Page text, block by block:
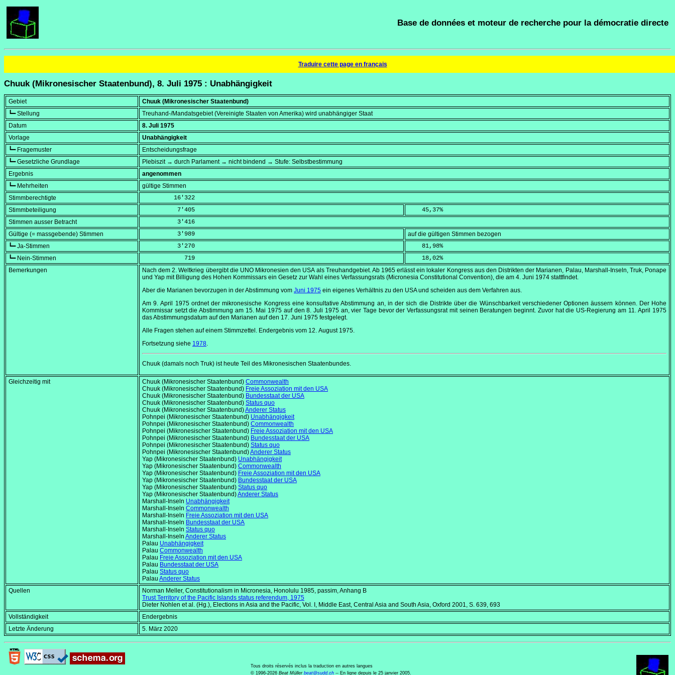
Base de données et moteur de recherche pour la démocratie directe
Traduire cette page en français
Chuuk (Mikronesischer Staatenbund), 8. Juli 1975 : Unabhängigkeit
Gebiet
Chuuk (Mikronesischer Staatenbund)
┗━ Stellung
Treuhand-/Mandatsgebiet (Vereinigte Staaten von Amerika) wird unabhängiger Staat
Datum
8. Juli 1975
Vorlage
Unabhängigkeit
┗━ Fragemuster
Entscheidungsfrage
┗━ Gesetzliche Grundlage
Plebiszit → durch Parlament → nicht bindend → Stufe: Selbstbestimmung
Ergebnis
angenommen
┗━ Mehrheiten
gültige Stimmen
Stimmberechtigte
         16'322
Stimmbeteiligung
          7'405
    45,37
%
Stimmen ausser Betracht
          3'416
Gültige (= massgebende) Stimmen
          3'989
auf die gültigen Stimmen bezogen
┗━ Ja-Stimmen
          3'270
    81,98
%
┗━ Nein-Stimmen
            719
    18,02
%
Bemerkungen
Nach dem 2. Weltkrieg übergibt die UNO Mikronesien den USA als Treuhandgebiet. Ab 1965 erlässt ein lokaler Kongress aus den Distrikten der Marianen, Palau, Marshall-Inseln, Truk, Ponape
und Yap mit Billigung des Hohen Kommissars ein Gesetz zur Wahl eines Verfassungsrats (Micronesia Constitutional Convention), die am 4. Juni 1974 stattfindet.
Aber die Marianen bevorzugen in der Abstimmung vom Juni 1975 ein eigenes Verhältnis zu den USA und scheiden aus dem Verfahren aus.
Am9. April 1975ordnet der mikronesische Kongress eine konsultative Abstimmung an, in der sich die Distrikte über die Wünschbarkeit verschiedener Optionen äussern können. Der Hohe
Kommissar setzt die Abstimmung am 15. Mai 1975 auf den8. Juli 1975an, vier Tage bevor der Verfassungsrat mit seinen Beratungen beginnt. Zuvor hat die US-Regierung am 11. April 1975
das Abstimmungsdatum auf den Marianen auf den 17. Juni 1975 festgelegt.
Alle Fragen stehen auf einem Stimmzettel. Endergebnis vom 12. August 1975.
Fortsetzung siehe 1978.
Chuuk (damals noch Truk) ist heute Teil des Mikronesischen Staatenbundes.
Gleichzeitig mit Chuuk (Mikronesischer Staatenbund) Commonwealth
Chuuk (Mikronesischer Staatenbund) Freie Assoziation mit den USA
Chuuk (Mikronesischer Staatenbund) Bundesstaat der USA
Chuuk (Mikronesischer Staatenbund) Status quo
Chuuk (Mikronesischer Staatenbund)Anderer Status
Pohnpei (Mikronesischer Staatenbund) Unabhängigkeit
Pohnpei (Mikronesischer Staatenbund) Commonwealth
Pohnpei (Mikronesischer Staatenbund) Freie Assoziation mit den USA
Pohnpei (Mikronesischer Staatenbund) Bundesstaat der USA
Pohnpei (Mikronesischer Staatenbund) Status quo
Pohnpei (Mikronesischer Staatenbund)Anderer Status
Yap (Mikronesischer Staatenbund) Unabhängigkeit
Yap (Mikronesischer Staatenbund) Commonwealth
Yap (Mikronesischer Staatenbund) Freie Assoziation mit den USA
Yap (Mikronesischer Staatenbund) Bundesstaat der USA
Yap (Mikronesischer Staatenbund) Status quo
Yap (Mikronesischer Staatenbund)Anderer Status
Marshall-Inseln Unabhängigkeit
Marshall-Inseln Commonwealth
Marshall-Inseln Freie Assoziation mit den USA
Marshall-Inseln Bundesstaat der USA
Marshall-Inseln Status quo
Marshall-Inseln Anderer Status
Palau Unabhängigkeit
Palau Commonwealth
Palau Freie Assoziation mit den USA
Palau Bundesstaat der USA
Palau Status quo
Palau Anderer Status
Quellen
Norman Meller, Constitutionalism in Micronesia, Honolulu 1985, passim, Anhang B
Trust Territory of the Pacific Islands status referendum, 1975
Dieter Nohlen et al. (Hg.), Elections in Asia and the Pacific, Vol. I, Middle East, Central Asia and South Asia, Oxford 2001, S. 639, 693
Vollständigkeit
Endergebnis
Letzte Änderung
5. März 2020
Tous droits réservés inclus la traduction en autres langues
© 1996-2026 Beat Müller beat@sudd.ch -- En ligne depuis le 25 janvier 2005.